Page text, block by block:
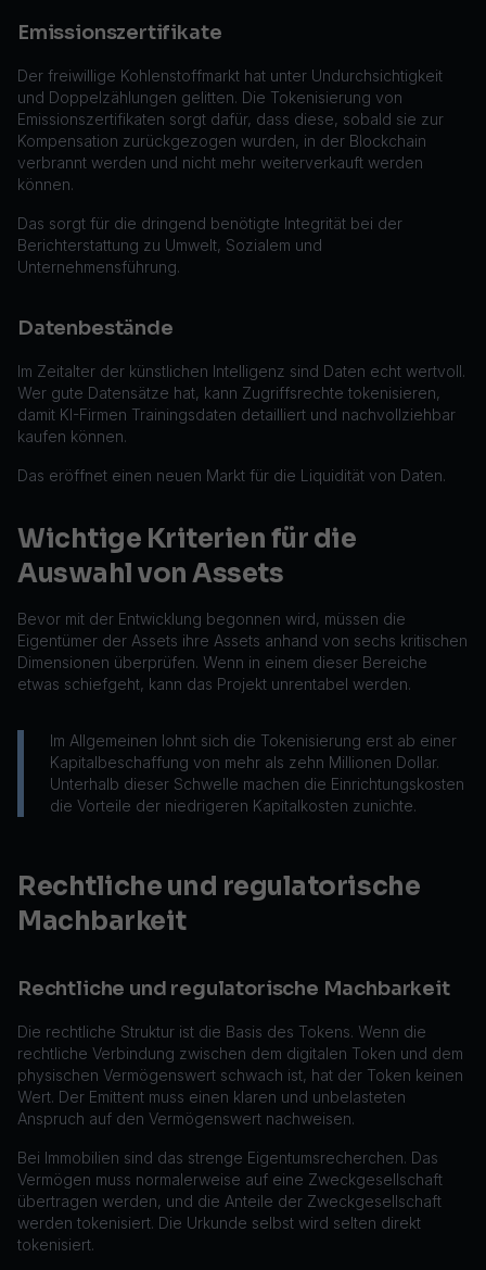
Emissionszertifikate
Der freiwillige Kohlenstoffmarkt hat unter Undurchsichtigkeit
und Doppelzählungen gelitten. Die Tokenisierung von
Emissionszertifikaten sorgt dafür, dass diese, sobald sie zur
Kompensation zurückgezogen wurden, in der Blockchain
verbrannt werden und nicht mehr weiterverkauft werden
können.
Das sorgt für die dringend benötigte Integrität bei der
Berichterstattung zu Umwelt, Sozialem und
Unternehmensführung.
Datenbestände
Im Zeitalter der künstlichen Intelligenz sind Daten echt wertvoll.
Wer gute Datensätze hat, kann Zugriffsrechte tokenisieren,
damit KI-Firmen Trainingsdaten detailliert und nachvollziehbar
kaufen können.
Das eröffnet einen neuen Markt für die Liquidität von Daten.
Wichtige Kriterien für die
Auswahl von Assets
Bevor mit der Entwicklung begonnen wird, müssen die
Eigentümer der Assets ihre Assets anhand von sechs kritischen
Dimensionen überprüfen. Wenn in einem dieser Bereiche
etwas schiefgeht, kann das Projekt unrentabel werden.
Im Allgemeinen lohnt sich die Tokenisierung erst ab einer
Kapitalbeschaffung von mehr als zehn Millionen Dollar.
Unterhalb dieser Schwelle machen die Einrichtungskosten
die Vorteile der niedrigeren Kapitalkosten zunichte.
Rechtliche und regulatorische
Machbarkeit
Rechtliche und regulatorische Machbarkeit
Die rechtliche Struktur ist die Basis des Tokens. Wenn die
rechtliche Verbindung zwischen dem digitalen Token und dem
physischen Vermögenswert schwach ist, hat der Token keinen
Wert. Der Emittent muss einen klaren und unbelasteten
Anspruch auf den Vermögenswert nachweisen.
Bei Immobilien sind das strenge Eigentumsrecherchen. Das
Vermögen muss normalerweise auf eine Zweckgesellschaft
übertragen werden, und die Anteile der Zweckgesellschaft
werden tokenisiert. Die Urkunde selbst wird selten direkt
tokenisiert.